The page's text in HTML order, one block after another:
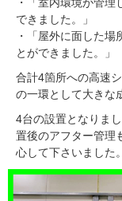
・「室内環境が管
できました。」
・「屋外に面した
とができました。」
合計4箇所への高速
の一環として大きな
4台の設置となりま
置後のアフター管理
心して下さいました。